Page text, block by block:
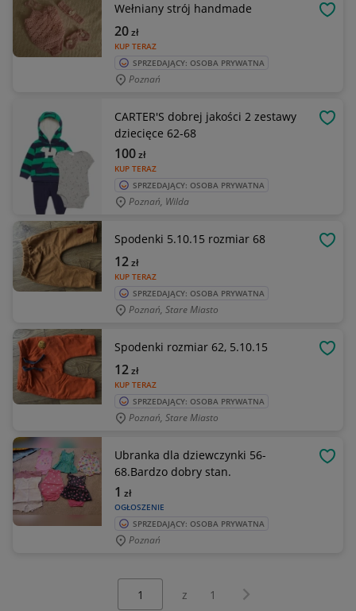
Wełniany strój handmade
KUP TERAZ
20zł
SPRZEDAJĄCY: OSOBA PRYWATNA
Poznań
CARTER'S dobrej jakości 2 zestawy
dziecięce 62-68
KUP TERAZ
100zł
SPRZEDAJĄCY: OSOBA PRYWATNA
Poznań, Wilda
Spodenki 5.10.15 rozmiar 68
KUP TERAZ
12zł
SPRZEDAJĄCY: OSOBA PRYWATNA
Poznań, Stare Miasto
Spodenki rozmiar 62, 5.10.15
KUP TERAZ
12zł
SPRZEDAJĄCY: OSOBA PRYWATNA
Poznań, Stare Miasto
Ubranka dla dziewczynki 56-
68.Bardzo dobry stan.
OGŁOSZENIE
1 zł
SPRZEDAJĄCY: OSOBA PRYWATNA
Poznań
z 1 Następna strona